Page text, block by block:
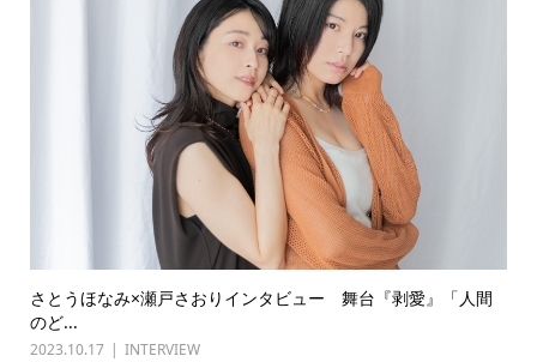
さとうほなみ×瀬戸さおりインタビュー 舞台『剥愛』「人間
のど...
2023.10.17 INTERVIEW